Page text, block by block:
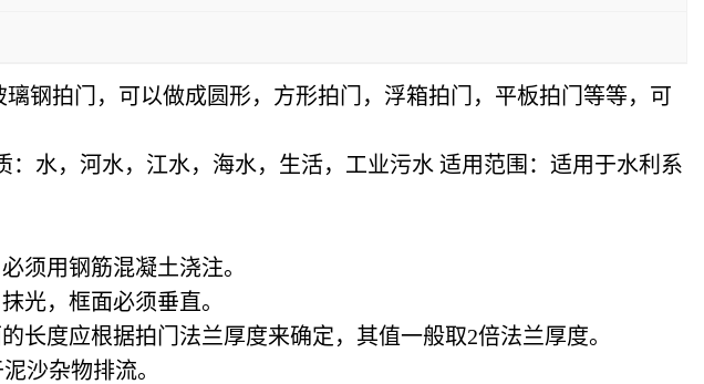
钢拍门，可以做成圆形，方形拍门，浮箱拍门，平板拍门等等，可
，河水，江水，海水，生活，工业污水 适用范围：适用于水利系
用钢筋混凝土浇注。
，框面必须垂直。
度应根据拍门法兰厚度来确定，其值一般取2倍法兰厚度。
沙杂物排流。